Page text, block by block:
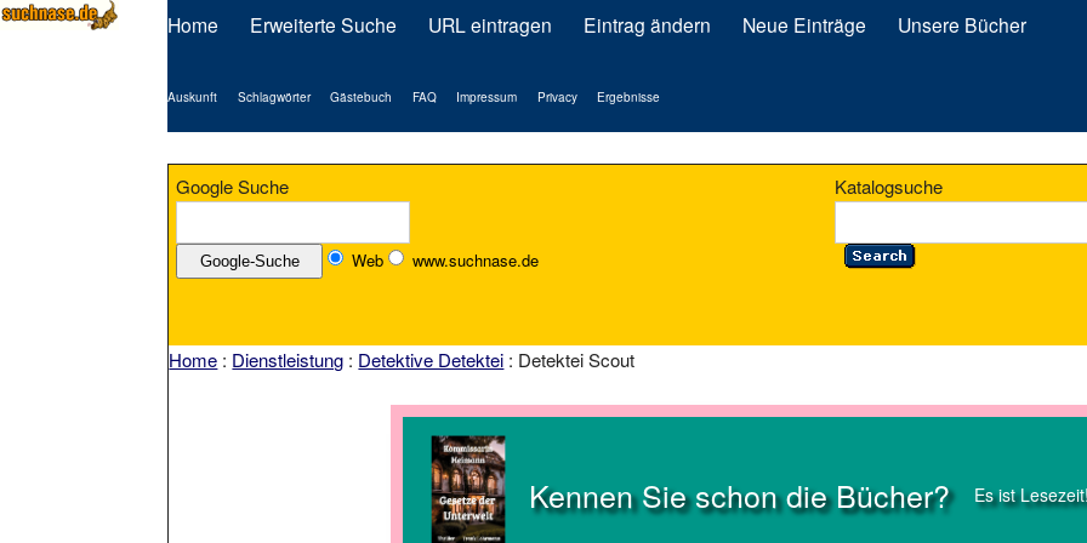
Home Erweiterte Suche URL eintragen Eintrag ändern Neue Einträge Unsere Bücher
Auskunft Schlagwörter Gästebuch FAQ Impressum Privacy Ergebnisse
Google Suche
Web www.suchnase.de
Katalogsuche
Home : Dienstleistung : Detektive Detektei : Detektei Scout
Kennen Sie schon die Bücher? Es ist